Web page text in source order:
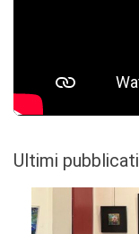
Ultimi pubblicati